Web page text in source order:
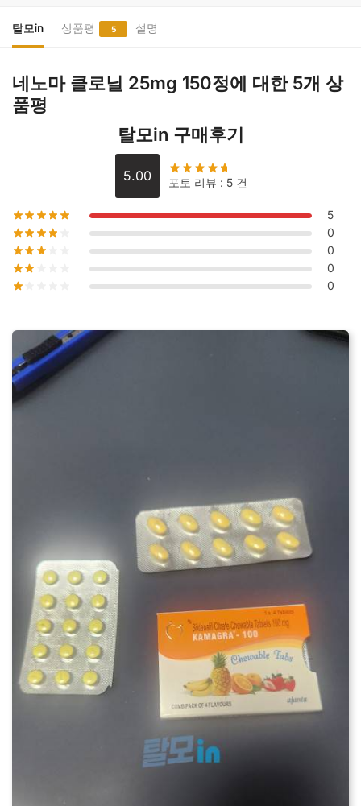
닐
25mg
정
수
탈모in 상품평 5 설명
네노마 클로닐 25mg 150정에 대한 5개 상
품평
탈모in 구매후기
5.00 포토 리뷰 : 5 건
5
0
0
0
0